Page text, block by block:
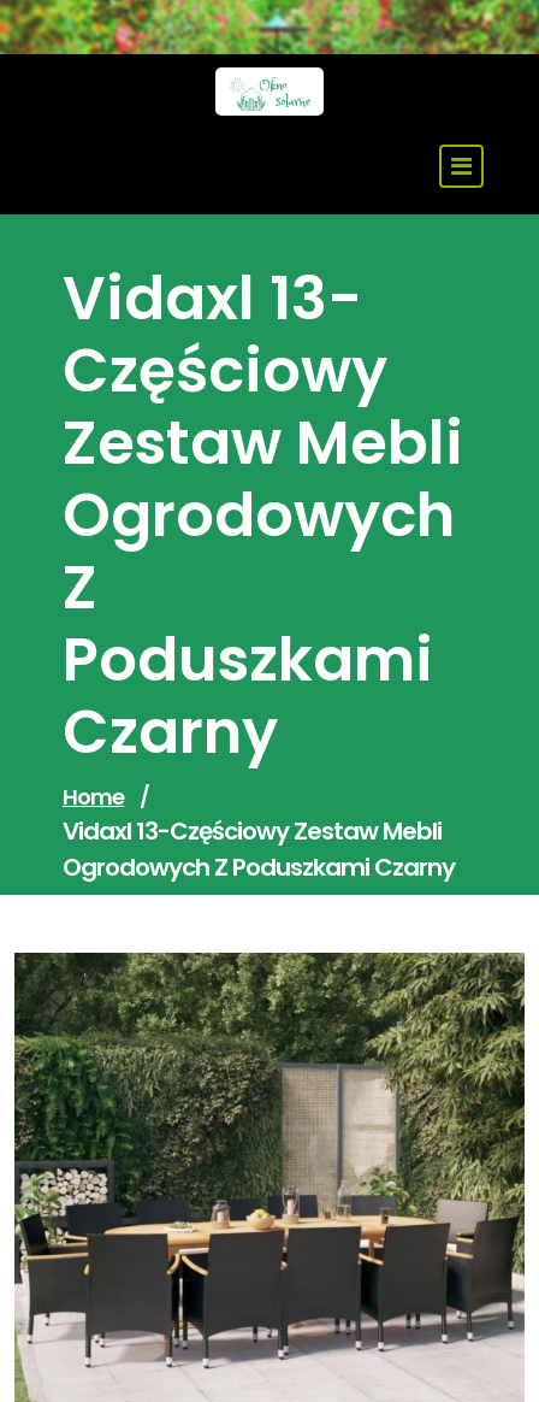
Skip
to
Vidaxl 13-
Częściowy
Zestaw Mebli
Ogrodowych
Z
Poduszkami
Czarny
Home /
Vidaxl 13-Częściowy Zestaw Mebli
Ogrodowych Z Poduszkami Czarny